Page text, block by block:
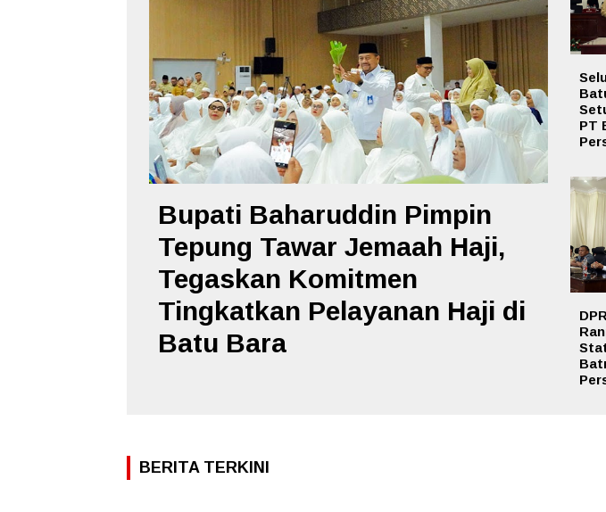
Bupati Baharuddin Pimpin
Tepung Tawar Jemaah Haji,
Tegaskan Komitmen
Tingkatkan Pelayanan Haji di
Batu Bara
PT
BERITA TERKINI